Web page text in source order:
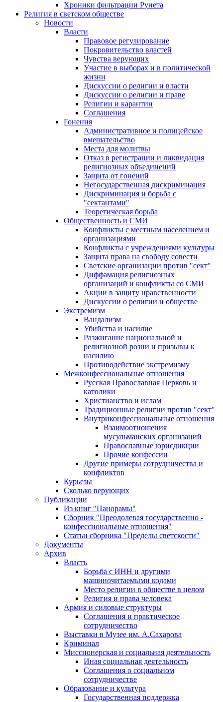
Хроники фильтрации Рунета
Религия в светском обществе
Новости
Власти
Правовое регулирование
Покровительство властей
Чувства верующих
Участие в выборах и в политической
жизни
Дискуссии о религии и власти
Дискуссии о религии и праве
Религии и карантин
Соглашения
Гонения
Административное и полицейское
вмешательство
Места для молитвы
Отказ в регистрации и ликвидация
религиозных объединений
Защита от гонений
Негосударственная дискриминация
Дискриминация и борьба с
"сектантами"
Теоретическая борьба
Общественность и СМИ
Конфликты с местным населением и
организациями
Конфликты с учреждениями культуры
Защита права на свободу совести
Светские организации против "сект"
Диффамация религиозных
организаций и конфликты со СМИ
Акции в защиту нравственности
Дискуссии о религии и обществе
Экстремизм
Вандализм
Убийства и насилие
Разжигание национальной и
религиозной розни и призывы к
насилию
Противодействие экстремизму
Межконфессиональные отношения
Русская Православная Церковь и
католики
Христианство и ислам
Традиционные религии против "сект"
Внутриконфессиональные отношения
Взаимоотношения
мусульманских организаций
Православные юрисдикции
Прочие конфессии
Другие примеры сотрудничества и
конфликтов
Курьезы
Сколько верующих
Публикации
Из книг "Панорамы"
Сборник "Преодолевая государственно -
конфессиональные отношения"
Статьи сборника "Пределы светскости"
Документы
Архив
Власть
Борьба с ИНН и другими
машиночитаемыми кодами
Место религии в обществе в целом
Религия и права человека
Армия и силовые структуры
Соглашения и практическое
сотрудничество
Выставки в Музее им. А.Сахарова
Криминал
Миссионерская и социальная деятельность
Иная социальная деятельность
Соглашения о социальном
сотрудничестве
Образование и культура
Государственная поддержка